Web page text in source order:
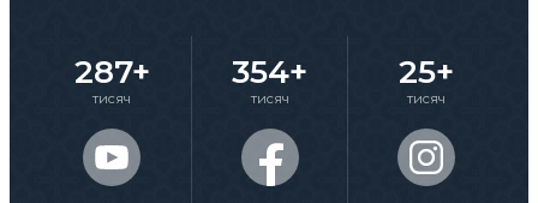
287+
тисяч
354+
тисяч
25+
тисяч